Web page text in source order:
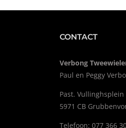
CONTACT
Verbong
Paul en Peggy
Past. Vullinghsplein
5971 CB
Telefoon: 077 366